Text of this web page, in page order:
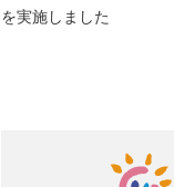
を実施しました